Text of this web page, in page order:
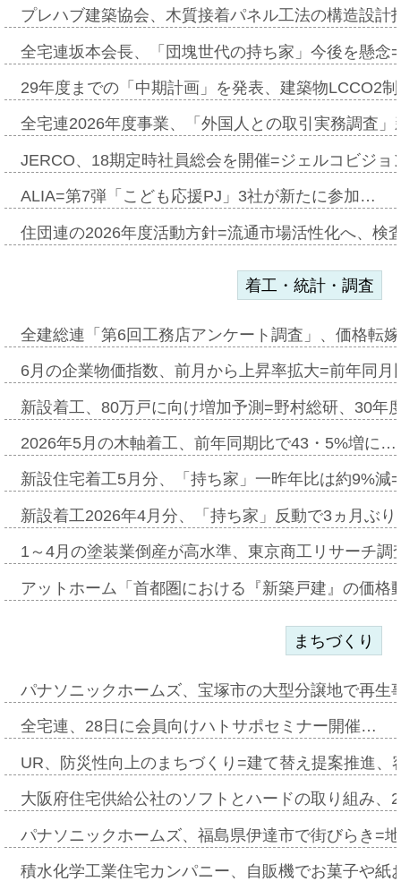
プレハブ建築協会、木質接着パネル工法の構造設
全宅連坂本会長、「団塊世代の持ち家」今後を懸
29年度までの「中期計画」を発表、建築物LCCO2
全宅連2026年度事業、「外国人との取引実務調査
JERCO、18期定時社員総会を開催=ジェルコビジ
ALIA=第7弾「こども応援PJ」3社が新たに参加…
住団連の2026年度活動方針=流通市場活性化へ、検
着工・統計・調査
全建総連「第6回工務店アンケート調査」、価格転
6月の企業物価指数、前月から上昇率拡大=前年同
新設着工、80万戸に向け増加予測=野村総研、30年
2026年5月の木軸着工、前年同期比で43・5%増に…
新設住宅着工5月分、「持ち家」一昨年比は約9%
新設着工2026年4月分、「持ち家」反動で3ヵ月ぶ
1～4月の塗装業倒産が高水準、東京商工リサーチ
アットホーム「首都圏における『新築戸建』の価
まちづくり
パナソニックホームズ、宝塚市の大型分譲地で再
全宅連、28日に会員向けハトサポセミナー開催…
UR、防災性向上のまちづくり=建て替え提案推進
大阪府住宅供給公社のソフトとハードの取り組み
パナソニックホームズ、福島県伊達市で街びらき=
積水化学工業住宅カンパニー、自販機でお菓子や